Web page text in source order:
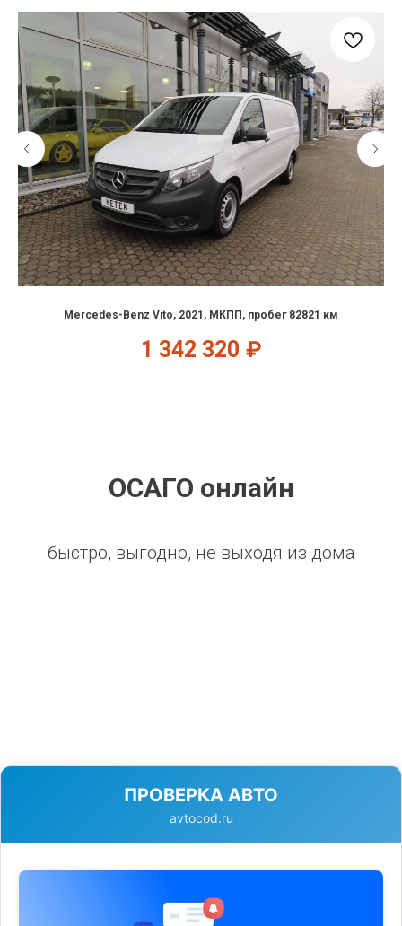
Mercedes-Benz Vito, 2021, МКПП, пробег 82821 км
1 342 320 ₽
ОСАГО онлайн
быстро, выгодно, не выходя из дома
ПРОВЕРКА АВТО
avtocod.ru